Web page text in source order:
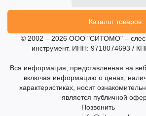
Каталог товаров
© 2002 – 2026 ООО "СИТОМО" –
инструмент. ИНН: 9718074693 /
Вся информация, представленная на
включая информацию о ценах,
характеристиках, носит
является публичной
Позвонить